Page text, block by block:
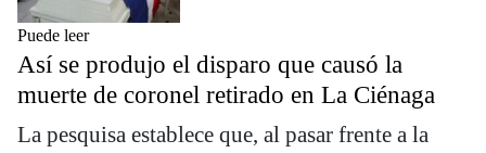
Puede leer
Así se produjo el disparo que causó la
muerte de coronel retirado en La Ciénaga
La pesquisa establece que, al pasar frente a la